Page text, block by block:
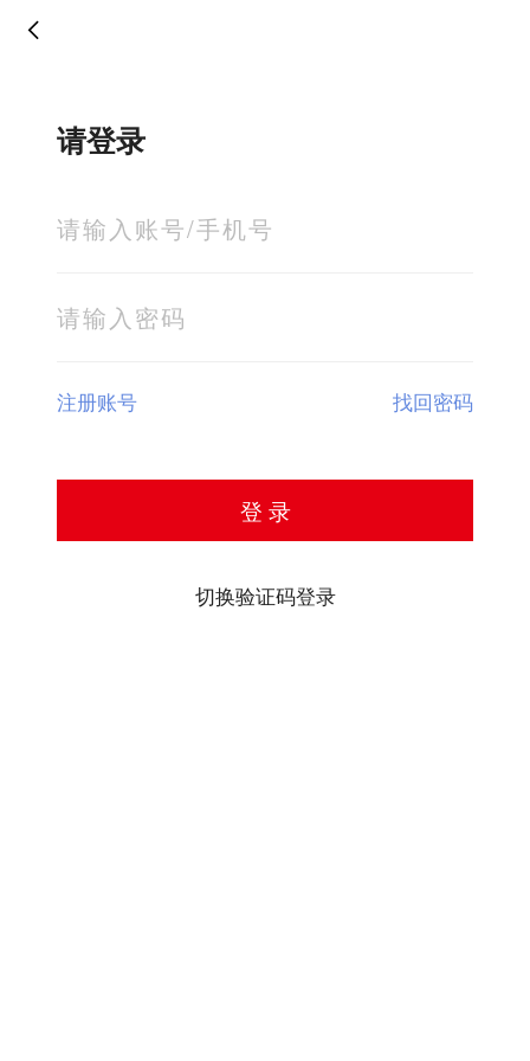
请登录
注册账号 找回密码
登 录
切换验证码登录